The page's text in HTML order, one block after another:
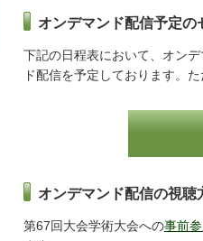
オンデマンド配信予定の
下記の日程表において、オン
ド配信を予定しております。
オンデマンド配信の視聴
第67回大会学術大会への事前